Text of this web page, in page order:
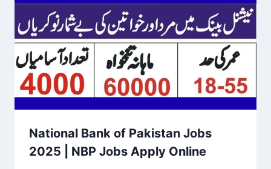
National Bank of Pakistan Jobs
2025 | NBP Jobs Apply Online